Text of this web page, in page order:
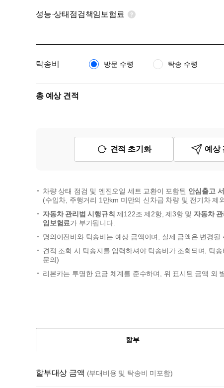
성능·상태점검책임보험료
탁송비 방문 수령 탁송 수령
총 예상 견적
견적 초기화 예상
차량 상태 점검 및 엔진오일 세트 교환이 포함된 안심출고
(수입차, 주행거리 1만km 미만의 신차급 차량 및 전기차 제
자동차 관리법 시행규칙 제122조 제2항, 제3항 및자동차 관
임보험료가 부가됩니다.
명의이전비와 탁송비는 예상 금액이며, 실제 금액은 변경
견적 조회 시 탁송지를 입력하셔야 탁송비가 조회되며, 탁
문의)
리본카는 투명한 요금 체계를 준수하며, 위 표시된 금액 외
할부
할부대상 금액 (부대비용 및 탁송비 미포함)